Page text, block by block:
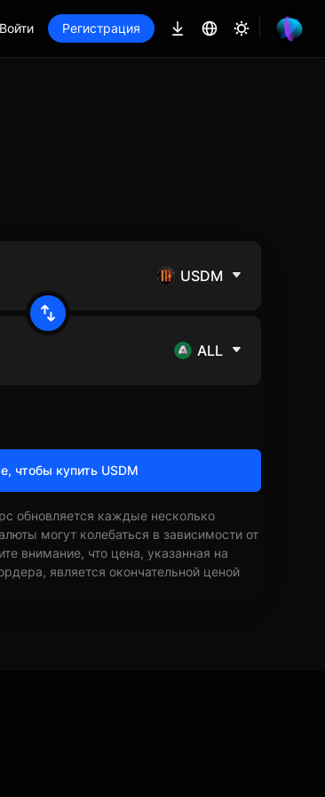
Войти Регистрация
USDM
ALL
чтобы купить USDM
обновляется каждые несколько
могут колебаться в зависимости от
внимание, что цена, указанная на
является окончательной ценой